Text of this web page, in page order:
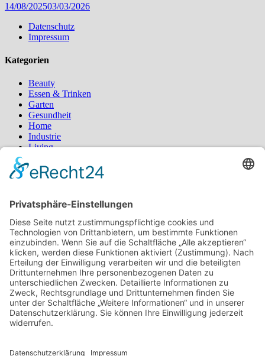
14/08/202503/03/2026
Datenschutz
Impressum
Kategorien
Beauty
Essen & Trinken
Garten
Gesundheit
Home
Industrie
Living
Styling
Tipps
Schlagwörter
Blumen Blumenstrauß Bürgermagazin Deko Fashion Fernost Garten
Gesundheit Homeoffice Katzen Kosmetik Küche Kühlschrank Lebensmittel
Locken Mobilität Ostern Pilates Pool Produkte Protein Radfahren Rasen
Regenwasser Rollstuhl Schlafzimmer schöne Haare Typberatung Wassertank
Yoga
Suchen
nach:
Neueste Beiträge
Mit gezielten Übungen zur Sicherheit in allen Prüfungsteilen
Vom Kern zur Ernte: So legst du den Grundstein für deinen